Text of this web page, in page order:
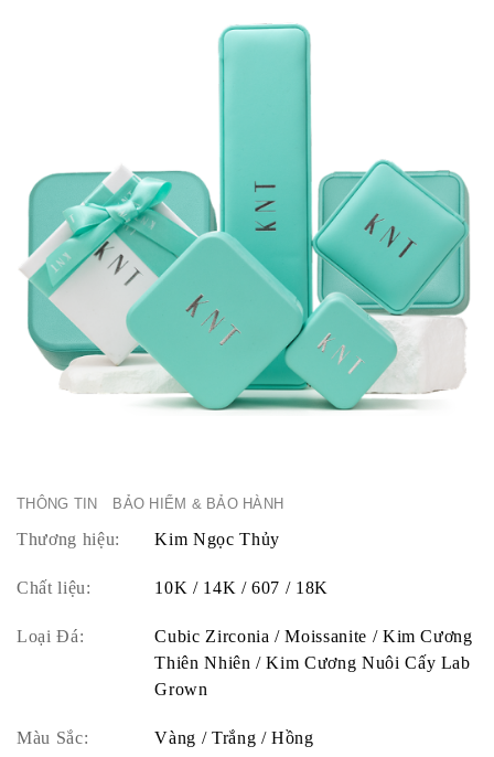
THÔNG TIN BẢO HIỂM & BẢO HÀNH
Thương hiệu: Kim Ngọc Thủy
Chất liệu: 10K / 14K / 607 / 18K
Loại Đá:
Cubic Zirconia / Moissanite / Kim Cương
Thiên Nhiên / Kim Cương Nuôi Cấy Lab
Grown
Màu Sắc: Vàng / Trắng / Hồng